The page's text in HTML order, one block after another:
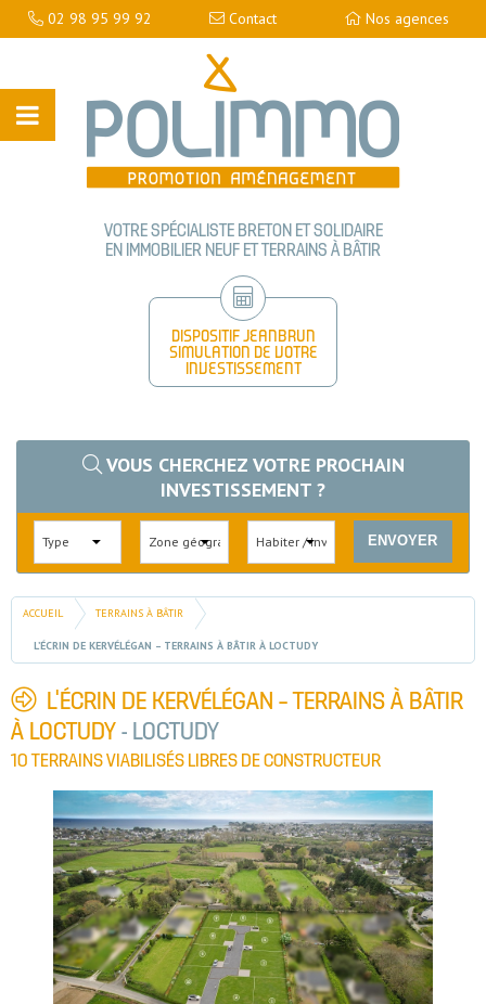
02 98 95 99 92 Contact Nos agences
VOTRE SPÉCIALISTE BRETON ET SOLIDAIRE
EN IMMOBILIER NEUF ET TERRAINS À BÂTIR
DISPOSITIF JEANBRUN
SIMULATION DE VOTRE
INVESTISSEMENT
VOUS CHERCHEZ VOTRE PROCHAIN
INVESTISSEMENT ?
ACCUEIL TERRAINS À BÂTIR
L’ÉCRIN DE KERVÉLÉGAN – TERRAINS À BÂTIR À LOCTUDY
L’ÉCRIN DE KERVÉLÉGAN – TERRAINS À BÂTIR
À LOCTUDY- LOCTUDY
10 TERRAINS VIABILISÉS LIBRES DE CONSTRUCTEUR